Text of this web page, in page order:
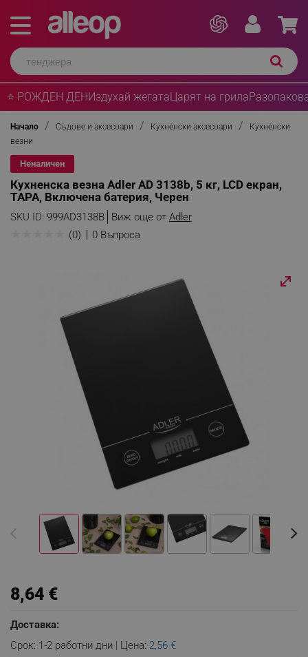
⭐ РОЖДЕН ДЕНИздухай жегатаЦарят на грила
Начало Съдове и аксесоари Кухненски аксесоари
Кухненски
везни
Неналичен
Кухненска везна Adler AD 3138b, 5 кг, LCD екран,
ТАРА, Включена батерия, Черен
SKU ID: 999AD3138B Виж още от Adler
(0) 0 Въпроса
8,64 €
Доставка:
Срок: 1-2 работни дни | Цена: 2,56 €